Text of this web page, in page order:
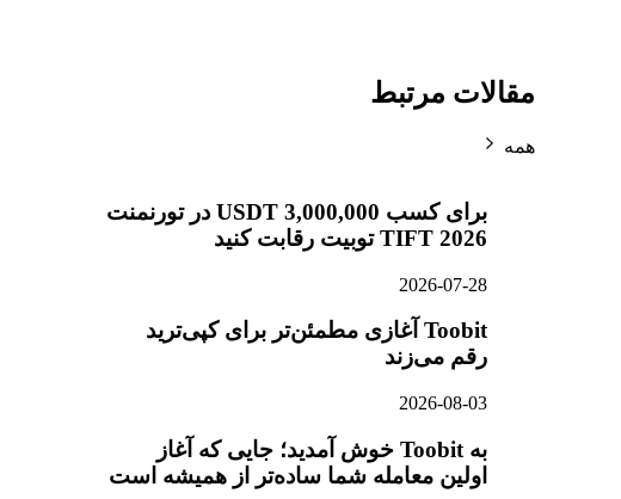
مقالات مرتبط
همه
برای کسب 3,000,000 USDT در تورنمنت
TIFT 2026 تو‌بیت رقابت کنید
2026-07-28
Toobit آغازی مطمئن‌تر برای کپی‌ترید
رقم می‌زند
2026-08-03
به Toobit خوش آمدید؛ جایی که آغاز
اولین معامله شما ساده‌تر از همیشه است